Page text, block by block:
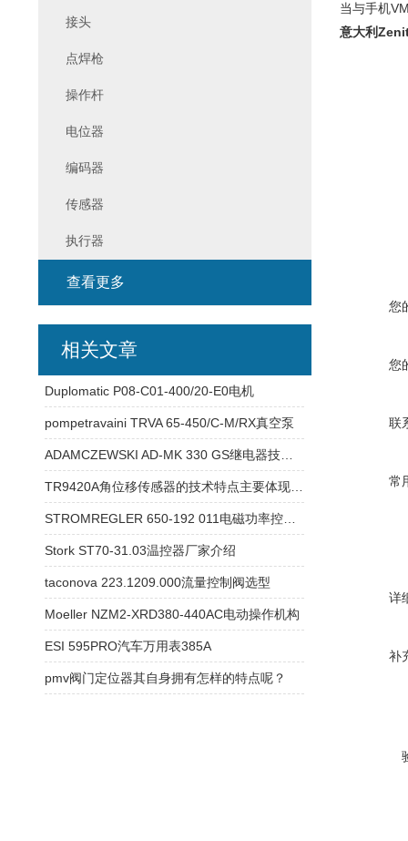
当与手机
意大利
您
您
联
常
详
补
接头
点焊枪
操作杆
电位器
编码器
传感器
执行器
查看更多
相关文章
Duplomatic P08-C01-400/20-E0电机
pompetravaini TRVA 65-450/C-M/RX真空泵
Stork ST70-31.03温控器厂家介绍
taconova 223.1209.000流量控制阀选型
Moeller NZM2-XRD380-440AC电动操作机构
ESI 595PRO汽车万用表385A
pmv阀门定位器其自身拥有怎样的特点呢？